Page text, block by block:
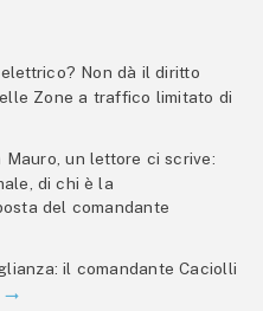
Non dà il diritto
Zone a traffico limitato di
un lettore ci scrive:
di chi è la
del comandante
il comandante Caciolli